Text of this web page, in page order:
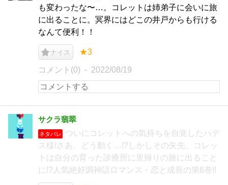
も変わったな〜…。コレットは姉弟子に会いに旅
に出ることに。冥界にはどこの井戸からも行ける
なんて便利！！
ナイス ★3
コメント(0) 2022/08/19
サクラ翡翠
ネタバレ
ついにコレットへの気持ちを自覚したハデ
ス様!さあ、どう動く…!?しかしその矢先、コレッ
トは自分の育った診療所に里帰りの旅に出ること
に!?人気絶好調神話ロマンス・恋と成長の第6巻!!